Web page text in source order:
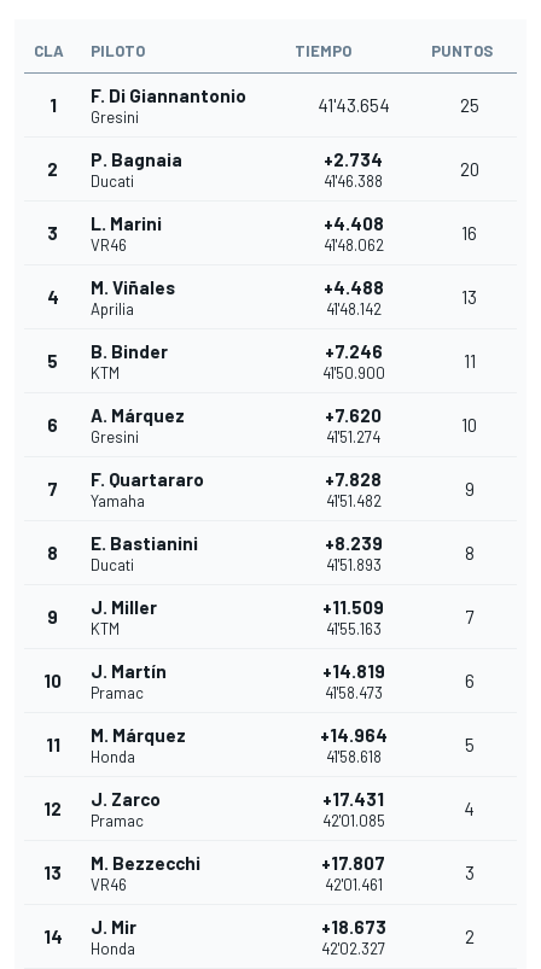
CLA PILOTO TIEMPO PUNTOS
1 F. Di Giannantonio
Gresini
41'43.654 25
2 P. Bagnaia
Ducati
+2.734
41'46.388
20
3 L. Marini
VR46
+4.408
41'48.062
16
4 M. Viñales
Aprilia
+4.488
41'48.142
13
5 B. Binder
KTM
+7.246
41'50.900
11
6 A. Márquez
Gresini
+7.620
41'51.274
10
7 F. Quartararo
Yamaha
+7.828
41'51.482
9
8 E. Bastianini
Ducati
+8.239
41'51.893
8
9 J. Miller
KTM
+11.509
41'55.163
7
10 J. Martín
Pramac
+14.819
41'58.473
6
11 M. Márquez
Honda
+14.964
41'58.618
5
12 J. Zarco
Pramac
+17.431
42'01.085
4
13 M. Bezzecchi
VR46
+17.807
42'01.461
3
14 J. Mir
Honda
+18.673
42'02.327
2